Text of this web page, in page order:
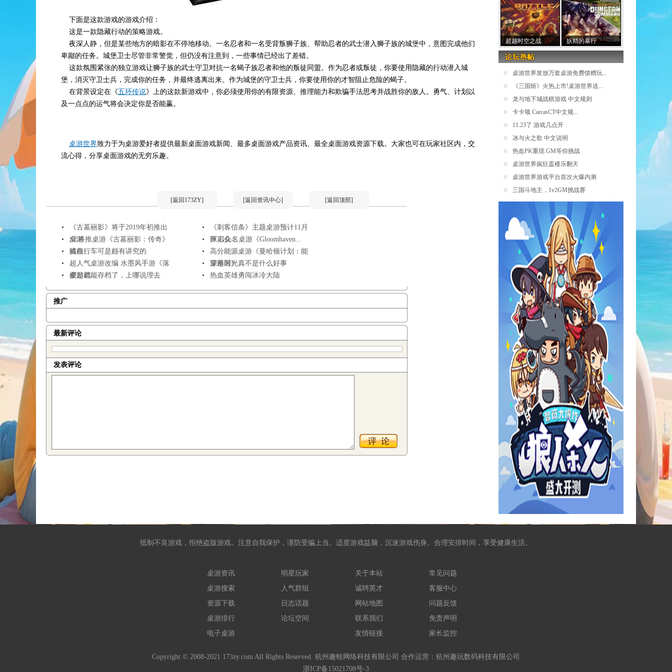
下面是这款游戏的游戏介绍：
这是一款隐藏行动的策略游戏。
夜深人静，但是某些地方的暗影在不停地移动。一名忍者和一名受背叛狮子族、帮助忍者的武士潜入狮子族的城堡中，意图完成他们
卑鄙的任务。城堡卫士尽管非常警觉，但仍没有注意到，一些事情已经出了差错。
这款氛围紧张的独立游戏让狮子族的武士守卫对抗一名蝎子族忍者和他的叛徒同盟。作为忍者或叛徒，你要使用隐藏的行动潜入城
堡，消灭守卫士兵，完成你的任务，并最终逃离出来。作为城堡的守卫士兵，你要使用你的才智阻止危险的蝎子。
在背景设定在《五环传说》上的这款新游戏中，你必须使用你的有限资源、推理能力和欺骗手法思考并战胜你的敌人。勇气、计划以
及一点点的运气将会决定你是否能赢。
桌游世界致力于为桌游爱好者提供最新桌面游戏新闻、最多桌面游戏产品资讯、最全桌面游戏资源下载。大家也可在玩家社区内，交
流心得，分享桌面游戏的无穷乐趣。
[返回173ZY] [返回资讯中心] [返回顶部]
《古墓丽影》将于2019年初推出
桌游
《刺客信条》主题桌游预计11月
开启众...
SE将推桌游《古墓丽影：传奇》
或根...
BGG头名桌游《Gloomhaven...
骑自行车可是颇有讲究的
高分能源桌游《曼哈顿计划：能
源帝国》
超人气桌游改编 水墨风手游《落
樱起武...
穿越时光真不是什么好事
桌游都能存档了，上哪说理去
热血英雄勇闯冰冷大陆
推广
最新评论
发表评论
超越时空之战 妖精的暴行
桌游世界发放万套桌游免费馈赠玩...
《三国斩》火热上市!桌游世界送...
龙与地下城战棋游戏 中文规则
卡卡颂 CarcasCT中文规...
11.23了 游戏几点开
冰与火之歌 中文说明
热血PK重现 GM等你挑战
桌游世界疯狂盖楼乐翻天
桌游世界游戏平台首次火爆内测
三国斗地主，1v2GM挑战赛
抵制不良游戏，拒绝盗版游戏。注意自我保护，谨防受骗上当。适度游戏益脑，沉迷游戏伤身。合理安排时间，享受健康生活。
桌游资讯
桌游搜索
资源下载
桌游排行
电子桌游
明星玩家
人气群组
日志话题
论坛空间
关于本站
诚聘英才
网站地图
联系我们
友情链接
常见问题
客服中心
问题反馈
免责声明
家长监控
Copyright © 2008-2021 173zy.com All Rights Reserved. 杭州趣蛙网络科技有限公司 合作运营：杭州趣玩数码科技有限公司
浙ICP备15021708号-3